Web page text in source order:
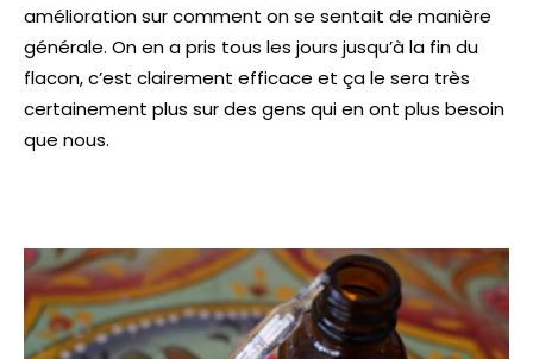
amélioration sur comment on se sentait de manière
générale. On en a pris tous les jours jusqu’à la fin du
flacon, c’est clairement efficace et ça le sera très
certainement plus sur des gens qui en ont plus besoin
que nous.